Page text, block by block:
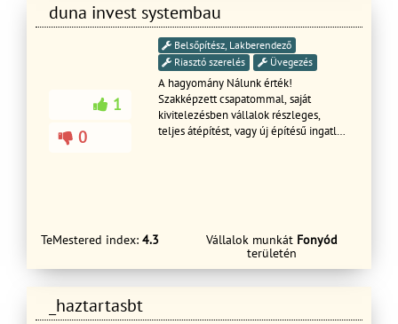
duna invest systembau
1
0
Belsőpítész, Lakberendező
Riasztó szerelés
Üvegezés
A hagyomány Nálunk érték!
Szakképzett csapatommal, saját
kivitelezésben vállalok részleges,
teljes átépítést, vagy új építésű ingatlan
szakképzett alkalmazottakkal
dolgozom. Magyar Iparkamarai, és
Magyar Szakkivitelezői nyilvántartással,
TeMestered index: 4.3 Vállalok munkát Fonyód
területén
_haztartasbt